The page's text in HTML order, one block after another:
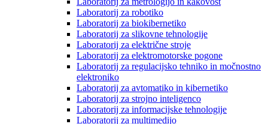
Laboratorij za robotiko
Laboratorij za biokibernetiko
Laboratorij za slikovne tehnologije
Laboratorij za električne stroje
Laboratorij za elektromotorske pogone
Laboratorij za regulacijsko tehniko in močnostno
elektroniko
Laboratorij za avtomatiko in kibernetiko
Laboratorij za strojno inteligenco
Laboratorij za informacijske tehnologije
Laboratorij za multimedijo